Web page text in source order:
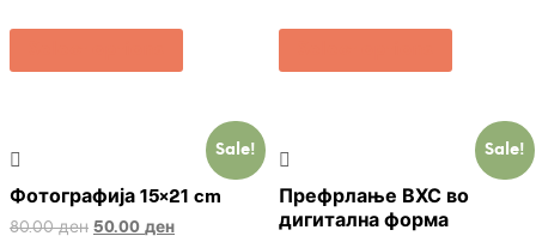
Sale!
Фотографија 15×21 cm
80.00ден 50.00 ден
Sale!
Префрлање ВХС во
дигитална форма